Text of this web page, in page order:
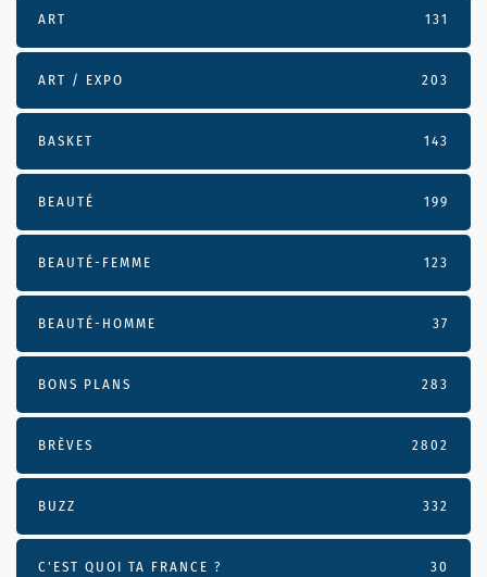
ART 131
ART / EXPO 203
BASKET 143
BEAUTÉ 199
BEAUTÉ-FEMME 123
BEAUTÉ-HOMME 37
BONS PLANS 283
BRÈVES 2802
BUZZ 332
C'EST QUOI TA FRANCE ? 30